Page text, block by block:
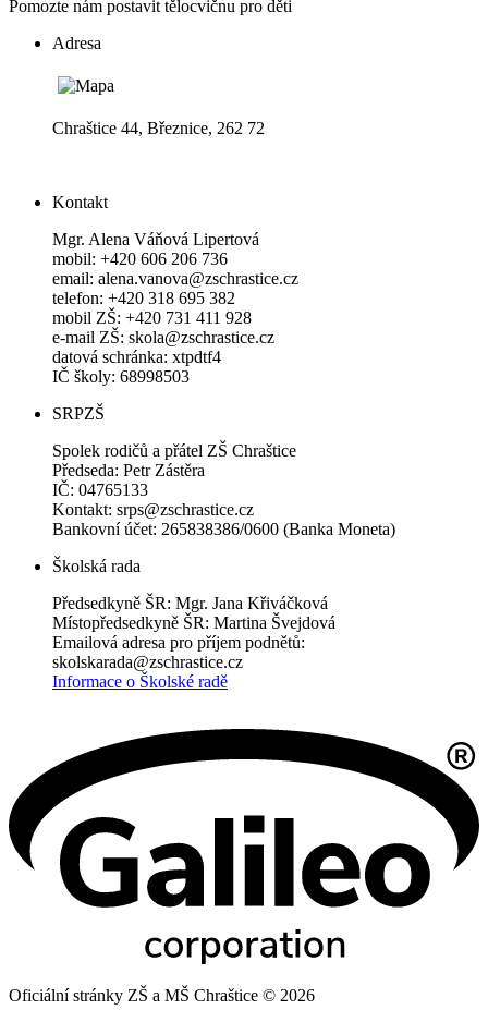
Pomozte nám postavit tělocvičnu pro děti
Adresa
Chraštice 44, Březnice, 262 72
Kontakt
Mgr. Alena Váňová Lipertová
mobil: +420 606 206 736
email: alena.vanova@zschrastice.cz
telefon: +420 318 695 382
mobil ZŠ: +420 731 411 928
e-mail ZŠ: skola@zschrastice.cz
datová schránka: xtpdtf4
IČ školy: 68998503
SRPZŠ
Spolek rodičů a přátel ZŠ Chraštice
Předseda: Petr Zástěra
IČ: 04765133
Kontakt: srps@zschrastice.cz
Bankovní účet: 265838386/0600 (Banka Moneta)
Školská rada
Předsedkyně ŠR: Mgr. Jana Křiváčková
Místopředsedkyně ŠR: Martina Švejdová
Emailová adresa pro příjem podnětů:
skolskarada@zschrastice.cz
Informace o Školské radě
Oficiální stránky ZŠ a MŠ Chraštice © 2026